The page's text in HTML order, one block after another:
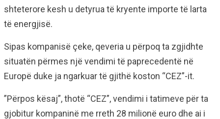
shteterore kesh u detyrua të kryente importe të larta
të energjisë.
Sipas kompanisë çeke, qeveria u përpoq ta zgjidhte
situatën përmes një vendimi të paprecedentë në
Europë duke ja ngarkuar të gjithë koston “CEZ”-it.
”Përpos kësaj”, thotë “CEZ”, vendimi i tatimeve për ta
gjobitur kompaninë me rreth 28 milionë euro dhe ai i